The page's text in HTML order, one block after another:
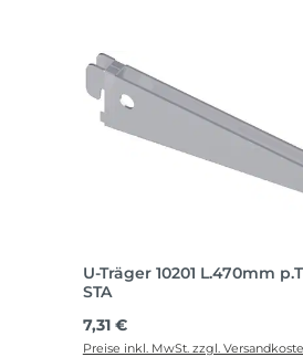
U-Träger 10201 L.470mm
STA
Regulärer Preis:
7,31 €
Preise inkl. MwSt. zzgl.